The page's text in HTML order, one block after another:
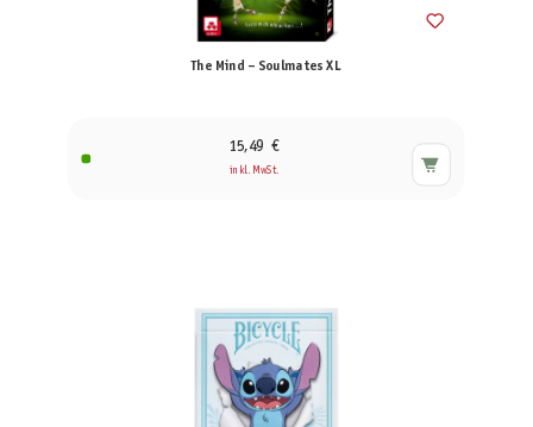
The Mind – Soulmates XL
15,49 €
inkl. MwSt.